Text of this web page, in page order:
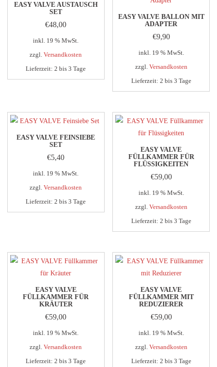
EASY VALVE AUSTAUSCH
SET
€48,00
inkl. 19 % MwSt.
zzgl.Versandkosten
Lieferzeit:2 bis 3 Tage
EASY VALVE BALLON MIT
ADAPTER
€9,90
inkl. 19 % MwSt.
zzgl. Versandkosten
Lieferzeit: 2 bis 3 Tage
EASY VALVE FEINSIEBE
SET
€5,40
inkl. 19 % MwSt.
zzgl.Versandkosten
Lieferzeit:2 bis 3 Tage
EASY VALVE
FÜLLKAMMER FÜR
FLÜSSIGKEITEN
€59,00
inkl. 19 % MwSt.
zzgl. Versandkosten
Lieferzeit: 2 bis 3 Tage
EASY VALVE
FÜLLKAMMER FÜR
KRÄUTER
€59,00
inkl. 19 % MwSt.
zzgl.Versandkosten
Lieferzeit:2 bis 3 Tage
EASY VALVE
FÜLLKAMMER MIT
REDUZIERER
€59,00
inkl. 19 % MwSt.
zzgl. Versandkosten
Lieferzeit: 2 bis 3 Tage